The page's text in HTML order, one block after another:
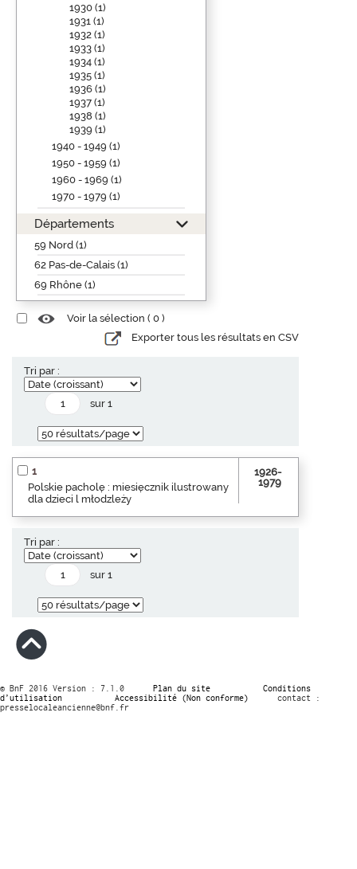
1930 (1)
1931 (1)
1932 (1)
1933 (1)
1934 (1)
1935 (1)
1936 (1)
1937 (1)
1938 (1)
1939 (1)
1940 - 1949 (1)
1950 - 1959 (1)
1960 - 1969 (1)
1970 - 1979 (1)
Départements
59 Nord (1)
62 Pas-de-Calais (1)
69 Rhône (1)
Voir la sélection ( 0 )
Exporter tous les résultats en CSV
Tri par :
sur 1
1
Polskie pacholę : miesięcznik ilustrowany
dla dzieci l młodzleży
1926-
1979
Tri par :
sur 1
© BnF 2016 Version : 7.1.0 Plan du site
Conditions
d’utilisation
Accessibilité (Non conforme)
contact :
presselocaleancienne@bnf.fr